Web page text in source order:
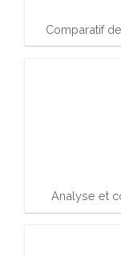
Comparatif
Analyse et